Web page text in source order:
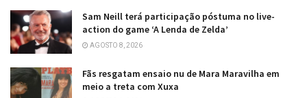
Sam Neill terá participação póstuma no live-
action do game ‘A Lenda de Zelda’
AGOSTO 8, 2026
Fãs resgatam ensaio nu de Mara Maravilha em
meio a treta com Xuxa